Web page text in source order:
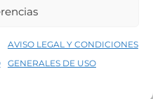
AVISO LEGAL Y CONDICIONES
GENERALES DE USO
el código PRIMERACOMPRA
generales de venta
del sitio web
los derechos